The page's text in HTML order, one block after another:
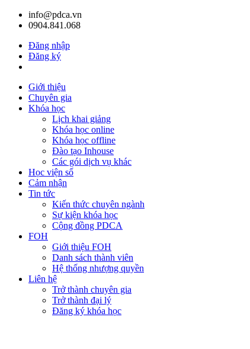
info@pdca.vn
0904.841.068
Đăng nhập
Đăng ký
Giới thiệu
Chuyên gia
Khóa học
Lịch khai giảng
Khóa học online
Khóa học offline
Đào tạo Inhouse
Các gói dịch vụ khác
Học viện số
Cảm nhận
Tin tức
Kiến thức chuyên ngành
Sự kiện khóa học
Cộng đồng PDCA
FOH
Giới thiệu FOH
Danh sách thành viên
Hệ thống nhượng quyền
Liên hệ
Trở thành chuyên gia
Trở thành đại lý
Đăng ký khóa học